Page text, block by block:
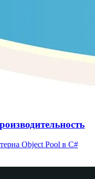
Object Pool в C#